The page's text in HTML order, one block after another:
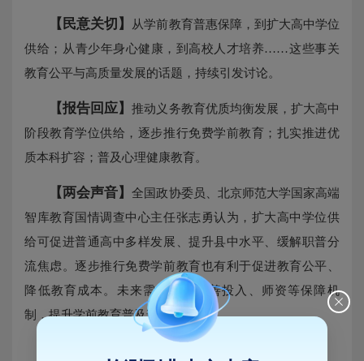
【民意关切】
从学前教育普惠保障，到扩大高中学位
供给；从青少年身心健康，到高校人才培养……这些事关
教育公平与高质量发展的话题，持续引发讨论。
【报告回应】推动义务教育优质均衡发展，扩大高中
阶段教育学位供给，逐步推行免费学前教育；扎实推进优
质本科扩容；普及心理健康教育。
【两会声音】全国政协委员、北京师范大学国家高端
智库教育国情调查中心主任张志勇认为，扩大高中学位供
给可促进普通高中多样发展、提升县中水平、缓解职普分
流焦虑。逐步推行免费学前教育也有利于促进教育公平、
降低教育成本。未来需进一步完善投入、师资等保障机
制，提升学前教育普及普惠水平。